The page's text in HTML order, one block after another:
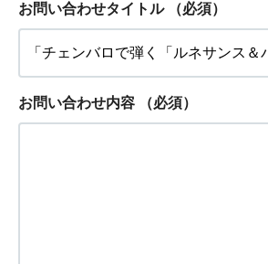
お問い合わせタイトル （必須）
お問い合わせ内容 （必須）